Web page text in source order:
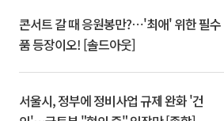
콘서트 갈 때 응원봉만?⋯'최애' 위한 필수
품 등장이오! [솔드아웃]
서울시, 정부에 정비사업 규제 완화 '건